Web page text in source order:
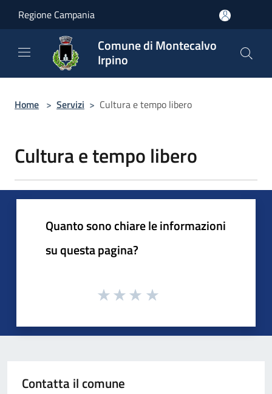
Regione Campania
Comune di Montecalvo
Irpino
Home > Servizi > Cultura e tempo libero
Cultura e tempo libero
Quanto sono chiare le informazioni
su questa pagina?
Contatta il comune